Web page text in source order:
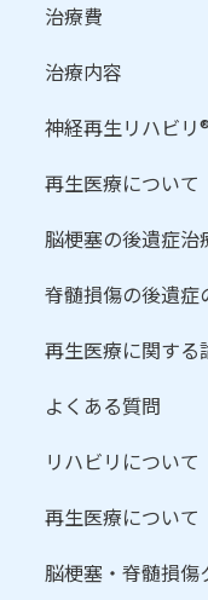
治療費
治療内容
神経再生リハビリ®
再生医療について
脳梗塞の後遺症治
脊髄損傷の後遺症
再生医療に関する
よくある質問
リハビリについて
再生医療について
脳梗塞・脊髄損傷